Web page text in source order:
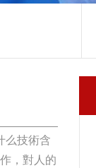
么技術含
，對人的